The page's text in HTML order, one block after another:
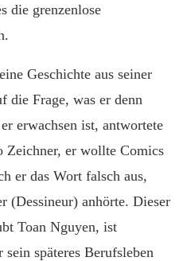
die grenzenlose
Geschichte aus seiner
die Frage, was er denn
erwachsen ist, antwortete
Zeichner, er wollte Comics
er das Wort falsch aus,
(Dessineur) anhörte. Dieser
Toan Nguyen, ist
späteres Berufsleben